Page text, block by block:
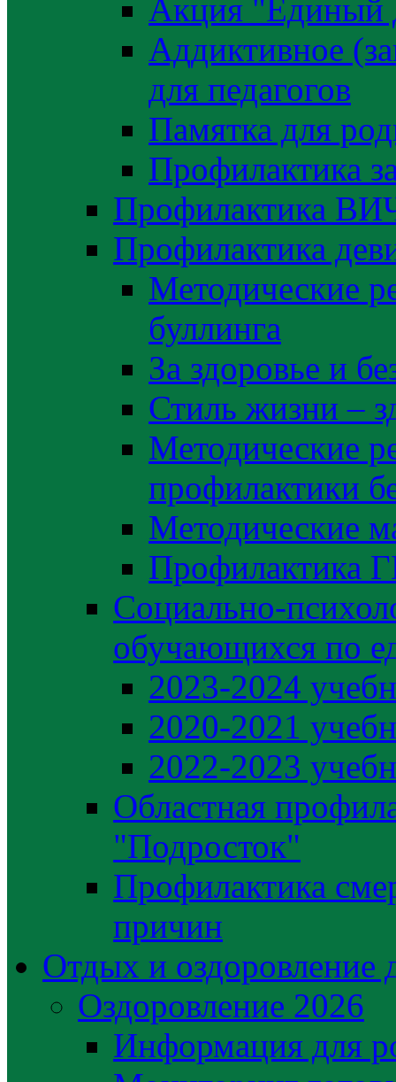
Акция "Единый
Аддиктивное
для педагогов
Памятка для
Профилактика
Профилактика
Профилактика
Методические
буллинга
За здоровье и
Стиль жизни –
Методические
профилактики
Методические
Социально-
обучающихся по
2023-2024
2020-2021
2022-2023
Областная
"Подросток"
Профилактика
причин
Отдых и оздоровление
Оздоровление 2026
Информация для